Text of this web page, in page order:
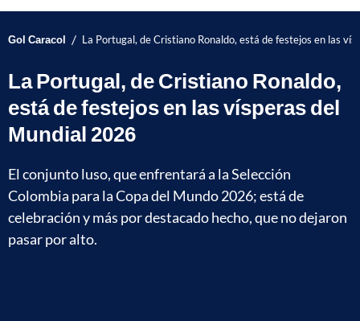
Gol Caracol / La Portugal, de Cristiano Ronaldo, está de festejos en las
La Portugal, de Cristiano Ronaldo,
está de festejos en las vísperas del
Mundial 2026
El conjunto luso, que enfrentará a la Selección
Colombia para la Copa del Mundo 2026; está de
celebración y más por destacado hecho, que no dejaron
pasar por alto.